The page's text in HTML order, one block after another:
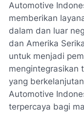
Automotive
memberikan
dalam dan luar
dan Amerika
untuk menjadi
mengintegrasikan
yang
Automotive
terpercaya bagi